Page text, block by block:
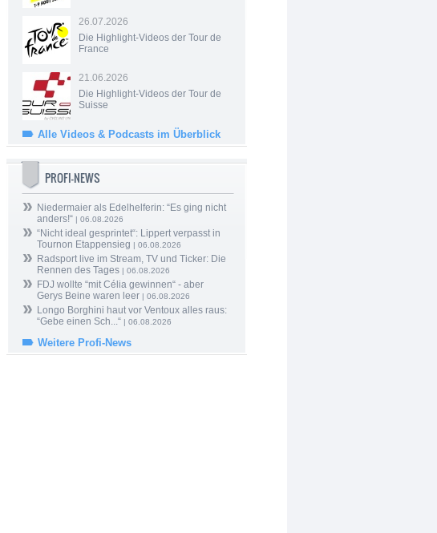
26.07.2026
Die Highlight-Videos der Tour de
France
21.06.2026
Die Highlight-Videos der Tour de
Suisse
Alle Videos & Podcasts im Überblick
PROFI-NEWS
Niedermaier als Edelhelferin: “Es ging nicht
anders!“ | 06.08.2026
“Nicht ideal gesprintet“: Lippert verpasst in
Tournon Etappensieg | 06.08.2026
Radsport live im Stream, TV und Ticker: Die
Rennen des Tages | 06.08.2026
FDJ wollte “mit Célia gewinnen“ - aber
Gerys Beine waren leer | 06.08.2026
Longo Borghini haut vor Ventoux alles raus:
“Gebe einen Sch...“ | 06.08.2026
Weitere Profi-News